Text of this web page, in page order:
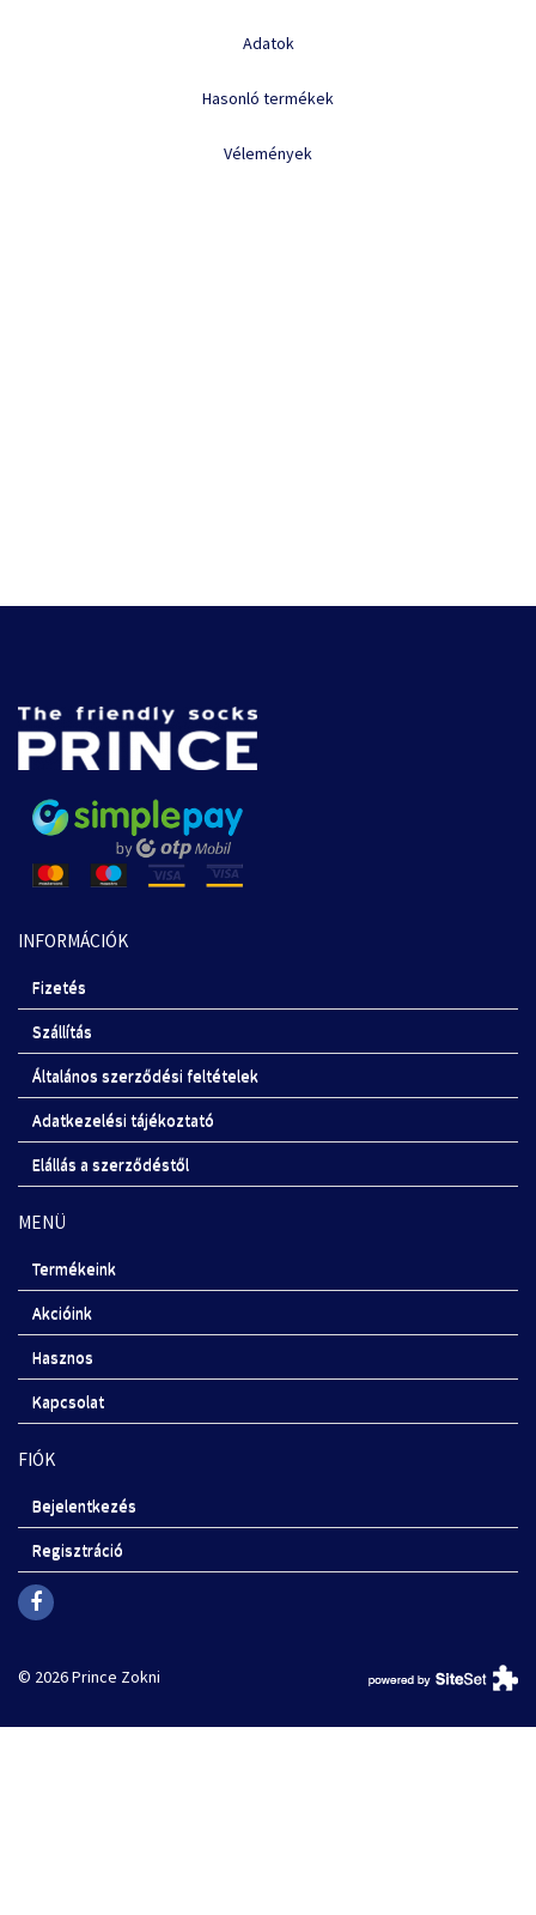
Adatok
Hasonló termékek
Vélemények
INFORMÁCIÓK
Fizetés
Szállítás
Általános szerződési feltételek
Adatkezelési tájékoztató
Elállás a szerződéstől
MENÜ
Termékeink
Akcióink
Hasznos
Kapcsolat
FIÓK
Bejelentkezés
Regisztráció
© 2026 Prince Zokni